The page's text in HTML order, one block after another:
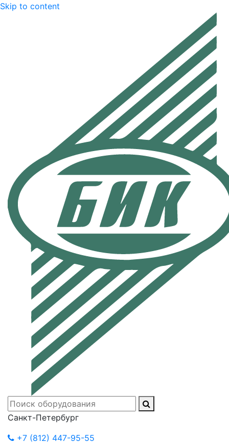
Skip to content
Санкт-Петербург
+7 (812) 447-95-55